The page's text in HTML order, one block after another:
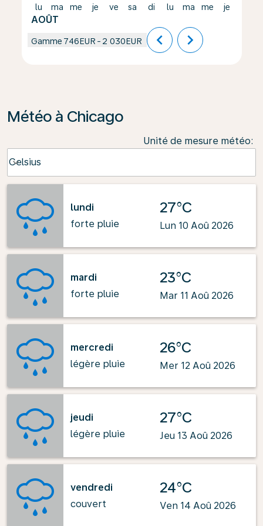
lu
AOÛT
ma me je ve sa di lu ma me je
Gamme 746EUR - 2 030EUR chevron_left chevron_right
Météo à Chicago
Unité de mesure météo:
Celsius
keyboard_arrow_down
lundi
forte pluie
27°C
Lun 10 Aoû 2026
mardi
forte pluie
23°C
Mar 11 Aoû 2026
mercredi
légère pluie
26°C
Mer 12 Aoû 2026
jeudi
légère pluie
27°C
Jeu 13 Aoû 2026
vendredi
couvert
24°C
Ven 14 Aoû 2026